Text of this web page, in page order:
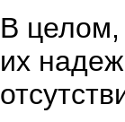
В целом,
их